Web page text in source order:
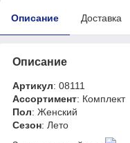
Описание Доставка
Описание
Артикул: 08111
Ассортимент: Комплект
Пол: Женский
Сезон: Лето